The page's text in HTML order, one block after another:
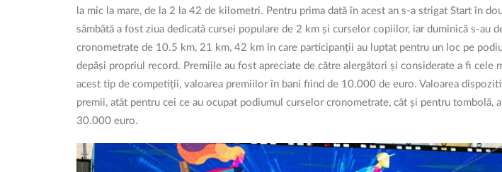
la mic la mare, de la 2 la 42 de kilometri. Pentru prima dată în acest an s-a strigat Start în
sâmbătă a fost ziua dedicată cursei populare de 2 km și curselor copiilor, iar duminică s-au
cronometrate de 10.5 km, 21 km, 42 km în care participanții au luptat pentru un loc pe
depăși propriul record. Premiile au fost apreciate de către alergători și considerate a fi cele
acest tip de competiții, valoarea premiilor în bani fiind de 10.000 de euro. Valoarea
premii, atât pentru cei ce au ocupat podiumul curselor cronometrate, cât și pentru tombolă,
30.000 euro.